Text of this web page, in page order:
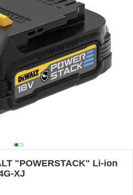
"POWERSTACK" Li-ion
XJ